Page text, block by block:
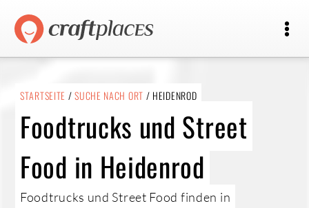
STARTSEITE /SUCHE NACH ORT / HEIDENROD
Foodtrucks und Street
Food in Heidenrod
Foodtrucks und Street Food finden in